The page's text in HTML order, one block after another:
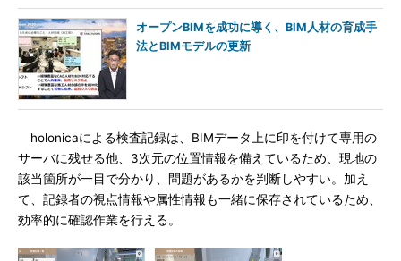
オープンBIMを成功に導く、BIM人材の育成手
法とBIMモデルの更新
holonicaによる検査記録は、BIMデータ上に印を付けて専用の
サーバに残せる他、3次元の位置情報を備えているため、現地の
該当箇所が一目で分かり、問題があるかを判断しやすい。加え
て、記録者の視点情報や属性情報も一緒に保存されているため、
効率的に確認作業を行える。